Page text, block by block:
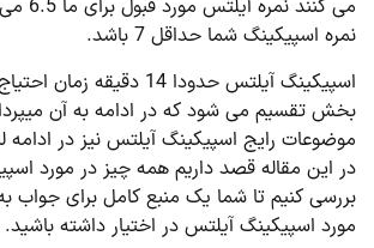
می
نمره اسپیکینگ شما حداقل 7 باشد.
اسپیکینگ آیلتس حدودا 14
بخش تقسیم می شود که در ادامه به آن
موضوعات رایج اسپیکینگ آیلتس نیز در
در این مقاله قصد داریم همه چیز در مورد
بررسی کنیم تا شما یک منبع کامل برای جواب
مورد اسپیکینگ آیلتس در اختیار داشته باشید.